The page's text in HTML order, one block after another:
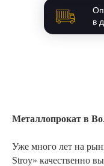
В
15
в
Металлопрокат в
Уже много лет на
Stroy» качественно